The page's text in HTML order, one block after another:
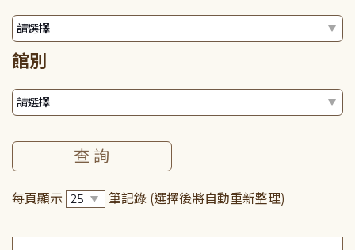
館別
每頁顯示 筆記錄 (選擇後將自動重新整理)